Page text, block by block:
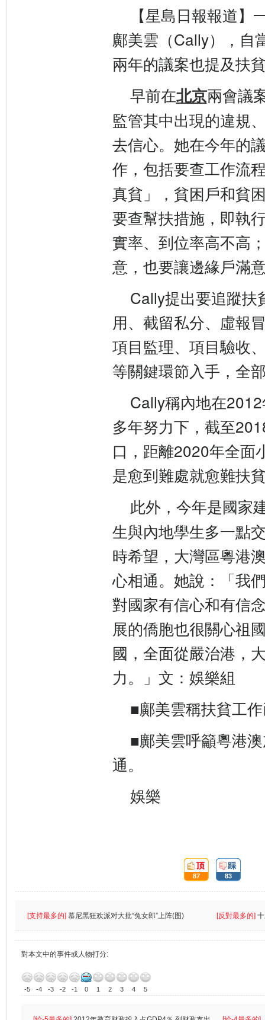
【星島日報報道
鄺美雲（Cally），自
兩年的議案也提及扶
早前在北京兩會議
監管其中出現的違規
去信心。她在今年的
作，包括要查工作流
真貧」，貧困戶和貧
要查幫扶措施，即執
實率、到位率高不高
意，也要讓邊緣戶滿
Cally提出要追蹤扶
用、截留私分、虛報
項目監理、項目驗收
等關鍵環節入手，全
Cally稱內地在
多年努力下，截至
口，距離2020年全面
是愈到難處就愈難扶
此外，今年是國家
生與內地學生多一點
時希望，大灣區粵港
心相通。她說：「我
對國家有信心和有信
展的僑胞也很關心祖
國，全面從嚴治港，
力。」文：娛樂組
■鄺美雲稱扶貧工
■鄺美雲呼籲粵港
通。
娛樂
頂:
87
踩:
83
[支持最多的] 慕尼黑狂欢派对大批“兔女郎”上阵(图) [反對最多的]
對本文中的事件或人物打分:
-5 -4 -3 -2 -1 0 1 2 3 4 5